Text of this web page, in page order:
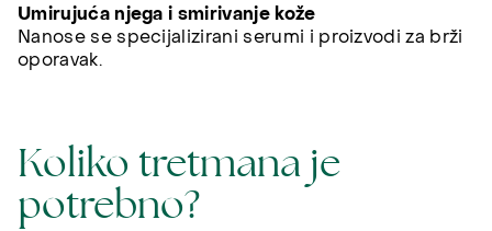
Umirujuća njega i smirivanje kože
Nanose se specijalizirani serumi i proizvodi za brži
oporavak.
Koliko tretmana je
potrebno?